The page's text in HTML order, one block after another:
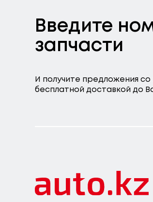
Введите
запчасти
И получите предложения
бесплатной доставкой до